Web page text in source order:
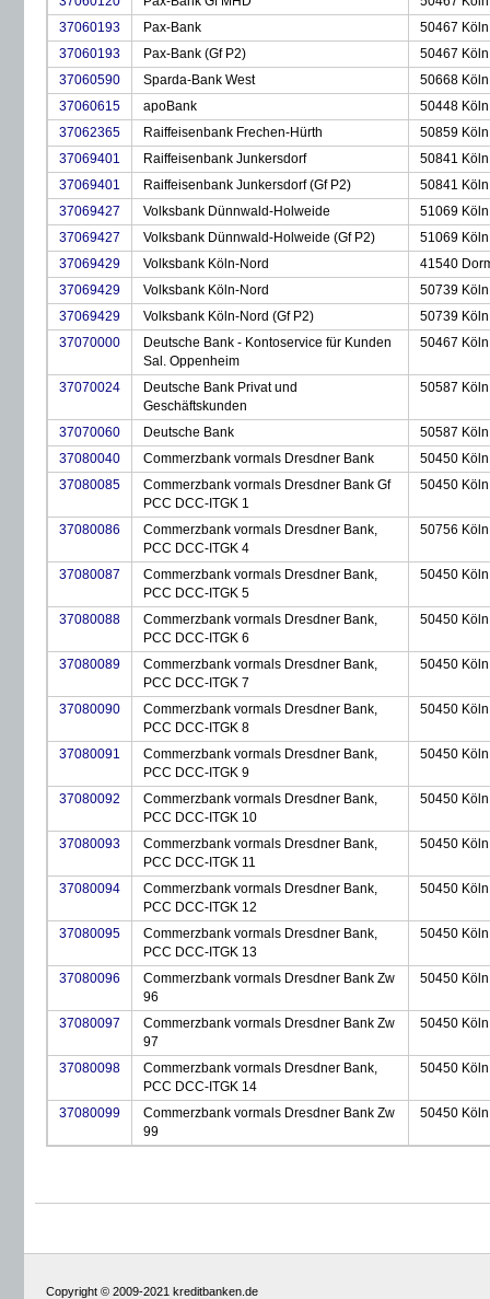
37060193
Pax-Bank
50467 Köln
37060193
Pax-Bank (Gf P2)
50467 Köln
37060590
Sparda-Bank West
50668 Köln
37060615
apoBank
50448 Köln
37062365
Raiffeisenbank Frechen-Hürth
50859 Köln
37069401
Raiffeisenbank Junkersdorf
50841 Köln
37069401
Raiffeisenbank Junkersdorf (Gf P2)
50841 Köln
37069427
Volksbank Dünnwald-Holweide
51069 Köln
37069427
Volksbank Dünnwald-Holweide (Gf P2)
51069 Köln
37069429
Volksbank Köln-Nord
41540
37069429
Volksbank Köln-Nord
50739 Köln
37069429
Volksbank Köln-Nord (Gf P2)
50739 Köln
37070000
Deutsche Bank - Kontoservice für Kunden
Sal. Oppenheim
50467 Köln
37070024
Deutsche Bank Privat und
Geschäftskunden
50587 Köln
37070060 Deutsche Bank
50587 Köln
37080040
Commerzbank vormals Dresdner Bank
50450 Köln
37080085
Commerzbank vormals Dresdner Bank Gf
PCC DCC-ITGK 1
50450 Köln
37080086
Commerzbank vormals Dresdner Bank,
PCC DCC-ITGK 4
50756 Köln
37080087
Commerzbank vormals Dresdner Bank,
PCC DCC-ITGK 5
50450 Köln
37080088
Commerzbank vormals Dresdner Bank,
PCC DCC-ITGK 6
50450 Köln
37080089
Commerzbank vormals Dresdner Bank,
PCC DCC-ITGK 7
50450 Köln
37080090
Commerzbank vormals Dresdner Bank,
PCC DCC-ITGK 8
50450 Köln
37080091
Commerzbank vormals Dresdner Bank,
PCC DCC-ITGK 9
50450 Köln
37080092
Commerzbank vormals Dresdner Bank,
PCC DCC-ITGK 10
50450 Köln
37080093
Commerzbank vormals Dresdner Bank,
PCC DCC-ITGK 11
50450 Köln
37080094
Commerzbank vormals Dresdner Bank,
PCC DCC-ITGK 12
50450 Köln
37080095
Commerzbank vormals Dresdner Bank,
PCC DCC-ITGK 13
50450 Köln
37080096
Commerzbank vormals Dresdner Bank Zw
96
50450 Köln
37080097
Commerzbank vormals Dresdner Bank Zw
97
50450 Köln
37080098
Commerzbank vormals Dresdner Bank,
PCC DCC-ITGK 14
50450 Köln
37080099
Commerzbank vormals Dresdner Bank Zw
99
50450 Köln
Copyright © 2009-2021 kreditbanken.de